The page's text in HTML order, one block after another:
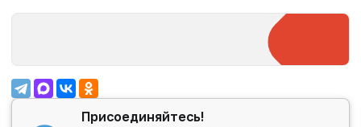
Присоединяйтесь!